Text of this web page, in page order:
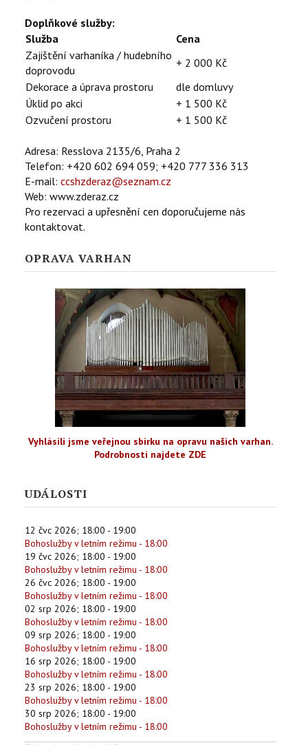
Doplňkové služby:
Služba
Cena
Zajištění varhaníka / hudebního
doprovodu
+ 2 000 Kč
Dekorace a úprava prostoru
dle domluvy
Úklid po akci
+ 1 500 Kč
Ozvučení prostoru
+ 1 500 Kč
Adresa: Resslova 2135/6, Praha 2
Telefon: +420 602 694 059; +420 777 336 313
E-mail: ccshzderaz@seznam.cz
Web: www.zderaz.cz
Pro rezervaci a upřesnění cen doporučujeme nás
kontaktovat.
OPRAVA VARHAN
Vyhlásili jsme veřejnou sbírku na opravu našich varhan.
Podrobnosti najdete ZDE
UDÁLOSTI
12 čvc 2026; 18:00 - 19:00
Bohoslužby v letním režimu - 18:00
19 čvc 2026; 18:00 - 19:00
Bohoslužby v letním režimu - 18:00
26 čvc 2026; 18:00 - 19:00
Bohoslužby v letním režimu - 18:00
02 srp 2026; 18:00 - 19:00
Bohoslužby v letním režimu - 18:00
09 srp 2026; 18:00 - 19:00
Bohoslužby v letním režimu - 18:00
16 srp 2026; 18:00 - 19:00
Bohoslužby v letním režimu - 18:00
23 srp 2026; 18:00 - 19:00
Bohoslužby v letním režimu - 18:00
30 srp 2026; 18:00 - 19:00
Bohoslužby v letním režimu - 18:00